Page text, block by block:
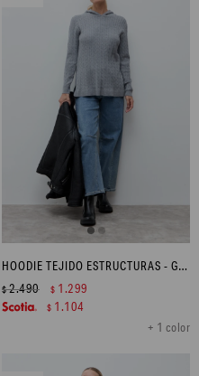
HOODIE TEJIDO ESTRUCTURAS - GRIS MELANGE
+ 1 color
$2.490 $ 1.299
$ 1.104